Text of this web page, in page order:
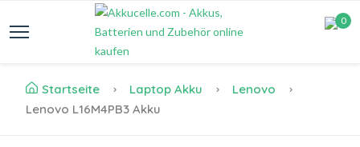
0
Startseite Laptop Akku
Lenovo
Lenovo L16M4PB3 Akku